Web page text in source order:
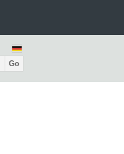
Go